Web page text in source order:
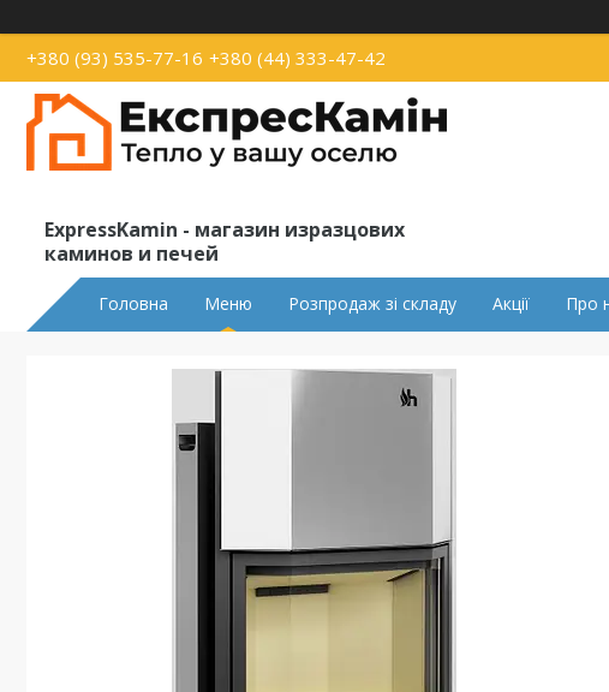
+380 (93) 535-77-16 +380 (44) 333-47-42
ExpressKamin - магазин изразцових
каминов и печей
Головна Меню Розпродаж зі складу Акції Про